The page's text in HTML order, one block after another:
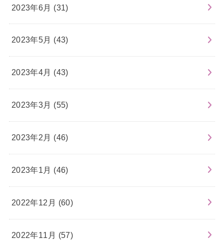
2023年6月 (31)
2023年5月 (43)
2023年4月 (43)
2023年3月 (55)
2023年2月 (46)
2023年1月 (46)
2022年12月 (60)
2022年11月 (57)